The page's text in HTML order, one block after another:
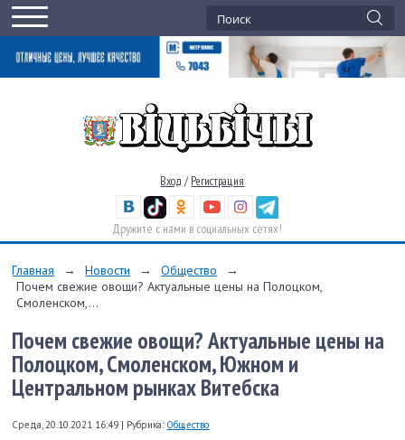
Вход / Регистрация
Дружите с нами в социальных сетях!
Главная → Новости → Общество
→
Почем свежие овощи? Актуальные цены на Полоцком,
Смоленском,...
Почем свежие овощи? Актуальные цены на
Полоцком, Смоленском, Южном и
Центральном рынках Витебска
Среда, 20.10.2021 16:49 | Рубрика: Общество